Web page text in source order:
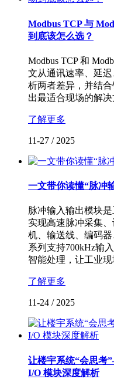
Modbus TCP 与
到底该怎么选？
Modbus TCP 和
文从通讯速率、延
析两者差异，并结
出最适合现场的解决
了解更多
11-27 / 2025
一文带你读懂“脉冲
脉冲输入输出模块
实现高速脉冲采集
机、输送线、编码
系列支持700kHz输
智能处理，让工业
了解更多
11-24 / 2025
让楼宇系统“会思考
I/O 模块深度解析